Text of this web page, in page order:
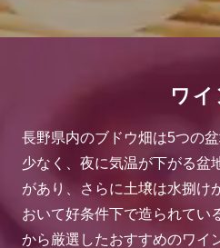
ワイ
長野県内のブドウ畑は5つの
少なく、夜に気温が下がる盆
があり、さらに土壌は水捌け
おいて好条件下で造られてい
から厳選したおすすめのワイ